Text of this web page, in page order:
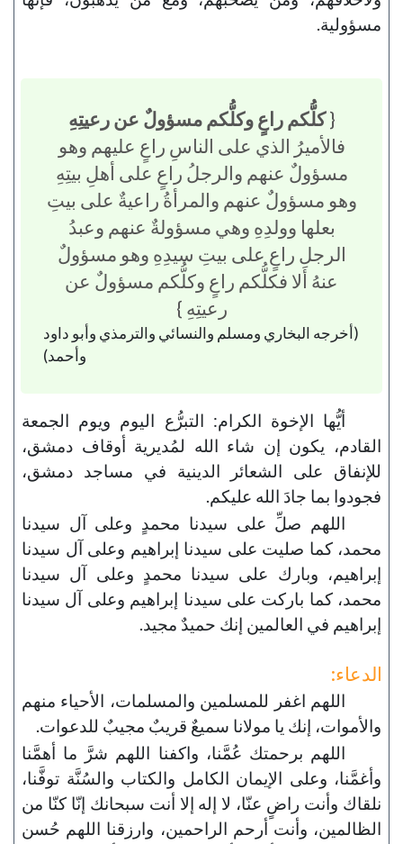
مسؤولية.
{كلُّكم راعٍ وكلُّكم مسؤولٌ عن رعيتِهِ
فالأميرُ الذي على الناسِ راعٍ عليهم وهو
مسؤولٌ عنهم والرجلُ راعٍ على أهلِ بيتِهِ
وهو مسؤولٌ عنهم والمرأةُ راعيةٌ على بيتِ
بعلها وولدِهِ وهي مسؤولةٌ عنهم وعبدُ
الرجلِ راعٍ على بيتِ سيدِهِ وهو مسؤولٌ
عنهُ ألا فكلُّكم راعٍ وكلُّكم مسؤولٌ عن
رعيتِهِ }
(أخرجه البخاري ومسلم والنسائي والترمذي وأبو داود
وأحمد)
أيُّها الإخوة الكرام: التبرُّع اليوم ويوم الجمعة
القادم، يكون إن شاء الله لمُديرية أوقاف دمشق،
للإنفاق على الشعائر الدينية في مساجد دمشق،
فجودوا بما جادَ الله عليكم.
اللهم صلِّ على سيدنا محمدٍ وعلى آل سيدنا
محمد، كما صليت على سيدنا إبراهيم وعلى آل سيدنا
إبراهيم، وبارك على سيدنا محمدٍ وعلى آل سيدنا
محمد، كما باركت على سيدنا إبراهيم وعلى آل سيدنا
إبراهيم في العالمين إنك حميدٌ مجيد.
الدعاء:
اللهم اغفر للمسلمين والمسلمات، الأحياء منهم
والأموات، إنك يا مولانا سميعٌ قريبٌ مجيبٌ للدعوات.
اللهم برحمتك عُمَّنا، واكفنا اللهم شرَّ ما أهمَّنا
وأغمَّنا، وعلى الإيمان الكامل والكتاب والسُنَّة توفَّنا،
نلقاك وأنت راضٍ عنّا، لا إله إلا أنت سبحانك إنّا كنّا من
الظالمين، وأنت أرحم الراحمين، وارزقنا اللهم حُسن